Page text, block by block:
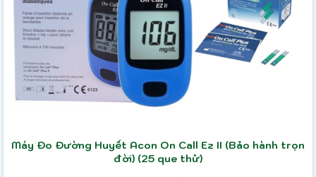
Máy Đo Đường Huyết Acon On Call Ez II (Bảo hành trọn
đời) (25 que thử)